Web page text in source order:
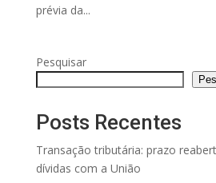
prévia da...
Pesquisar
Posts Recentes
Transação tributária: prazo
dívidas com a União